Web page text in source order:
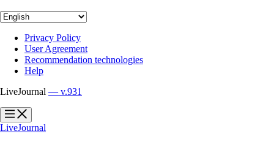
Privacy Policy
User Agreement
Recommendation technologies
Help
LiveJournal — v.931
?
?
LiveJournal